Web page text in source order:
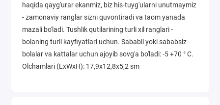
haqida qayg'urar ekanmiz, biz his-tuyg'ularni unutmaymiz
- zamonaviy ranglar sizni quvontiradi va taom yanada
mazali bo'ladi. Tushlik qutilarining turli xil ranglari -
bolaning turli kayfiyatlari uchun. Sababli yoki sababsiz
bolalar va kattalar uchun ajoyib sovg'a bo'ladi: -5 +70 ° C.
Olchamlari (LxWxH): 17,9x12,8x5,2 sm